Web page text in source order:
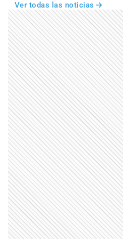
Ver todas las noticias